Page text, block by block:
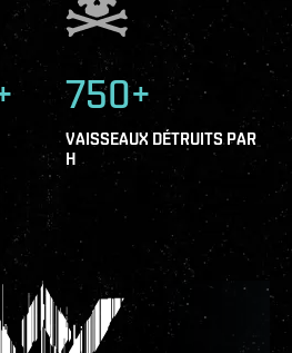
750+
VAISSEAUX DÉTRUITS PAR
H